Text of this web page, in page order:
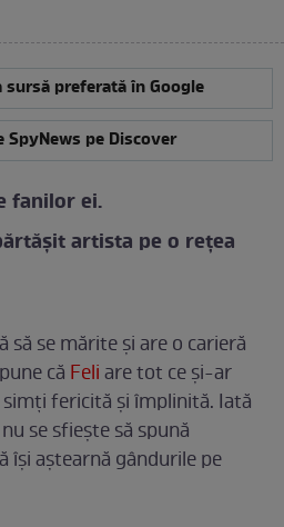
sursă preferată în Google
SpyNews pe Discover
fanilor ei.
artista pe o rețea
să se mărite și are o carieră
că Feliare tot ce și-ar
fericită și împlinită. Iată
se sfiește să spună
își aștearnă gândurile pe